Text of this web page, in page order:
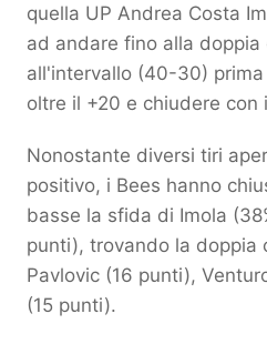
quella UP Andrea Costa
ad andare fino alla
all'intervallo (40-30)
oltre il +20 e chiudere con
Nonostante diversi tiri
positivo, i Bees hanno
basse la sfida di Imola
punti), trovando la doppia
Pavlovic (16 punti),
(15 punti).